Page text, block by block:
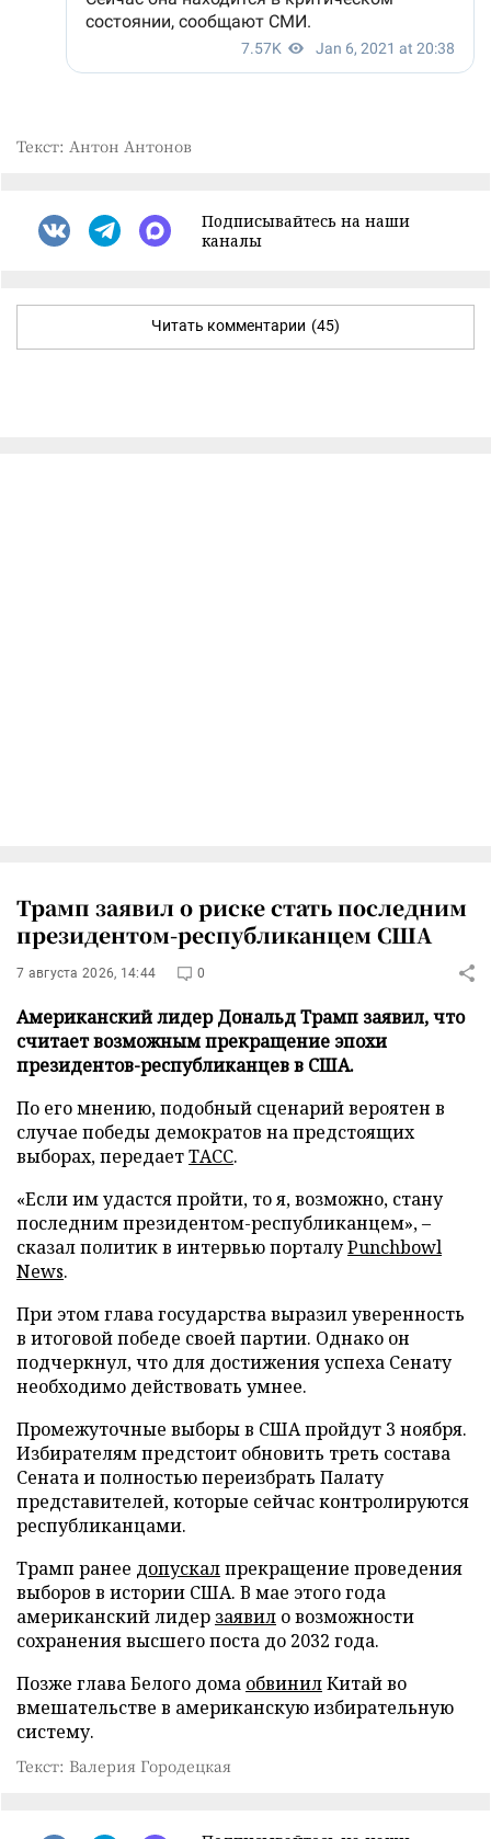
Текст: Антон Антонов
Подписывайтесь на наши
каналы
Читать комментарии (45)
Трамп заявил о риске стать последним
президентом-республиканцем США
7 августа 2026, 14:44 0
Американский лидер Дональд Трамп заявил, что
считает возможным прекращение эпохи
президентов-республиканцев в США.
По его мнению, подобный сценарий вероятен в
случае победы демократов на предстоящих
выборах, передаетТАСС.
«Если им удастся пройти, то я, возможно, стану
последним президентом-республиканцем», –
сказал политик в интервью порталуPunchbowl
News.
При этом глава государства выразил уверенность
в итоговой победе своей партии. Однако он
подчеркнул, что для достижения успеха Сенату
необходимо действовать умнее.
Промежуточные выборы в США пройдут 3 ноября.
Избирателям предстоит обновить треть состава
Сената и полностью переизбрать Палату
представителей, которые сейчас контролируются
республиканцами.
Трамп ранее допускалпрекращение проведения
выборов в истории США. В мае этого года
американский лидер заявил о возможности
сохранения высшего поста до 2032 года.
Позже глава Белого дома обвинилКитай во
вмешательстве в американскую избирательную
систему.
Текст: Валерия Городецкая